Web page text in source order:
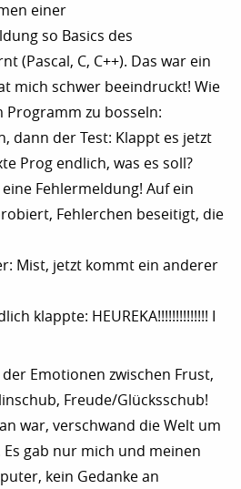
einer
so Basics des
(Pascal, C, C++). Das war ein
mich schwer beeindruckt! Wie
Programm zu bosseln:
dann der Test: Klappt es jetzt
Prog endlich, was es soll?
eine Fehlermeldung! Auf ein
Fehlerchen beseitigt, die
Mist, jetzt kommt ein anderer
klappte: HEUREKA!!!!!!!!!!!!!! I
Emotionen zwischen Frust,
Freude/Glücksschub!
war, verschwand die Welt um
gab nur mich und meinen
kein Gedanke an